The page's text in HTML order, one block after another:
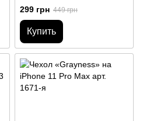
2329
299 грн 449 грн
Купить